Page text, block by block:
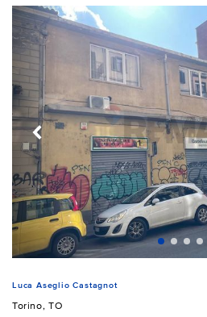
Luca Aseglio Castagnot
Torino, TO